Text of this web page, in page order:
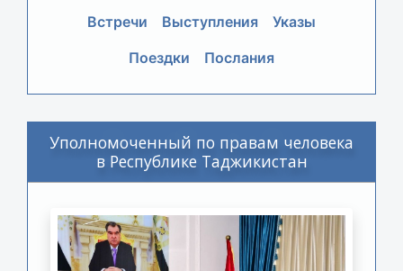
Встречи Выступления
Указы
Поездки
Послания
Уполномоченный по правам человека
в Республике Таджикистан